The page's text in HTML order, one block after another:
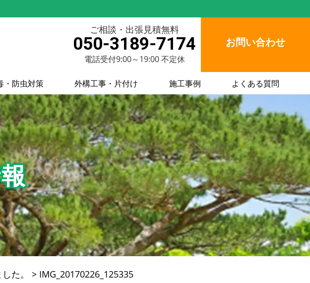
ご相談・出張見積無料
050-3189-7174
電話受付9:00～19:00 不定休
お問い合わせ
・防虫対策 外構工事・片付け 施工事例 よくある質問
た。 > IMG_20170226_125335